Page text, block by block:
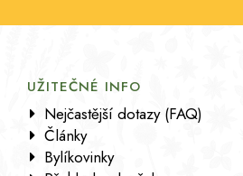
UŽITEČNÉ INFO
Nejčastější dotazy (FAQ)
Články
Bylíkovinky